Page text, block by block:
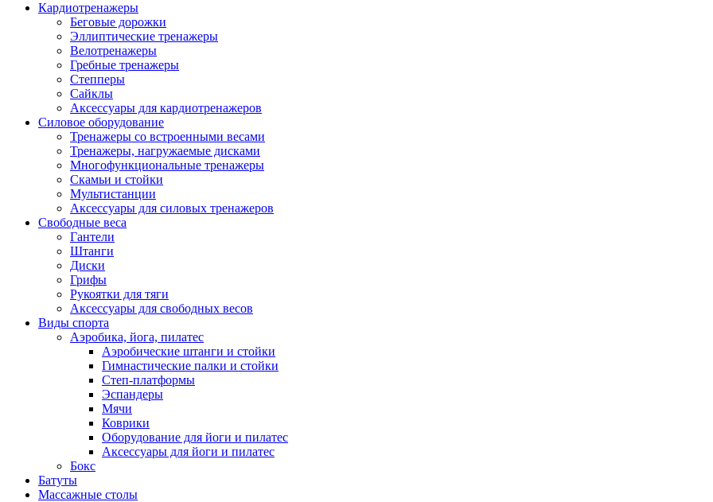
Кардиотренажеры
Беговые дорожки
Эллиптические тренажеры
Велотренажеры
Гребные тренажеры
Степперы
Сайклы
Аксессуары для кардиотренажеров
Силовое оборудование
Тренажеры со встроенными весами
Тренажеры, нагружаемые дисками
Многофункциональные тренажеры
Скамьи и стойки
Мультистанции
Аксессуары для силовых тренажеров
Свободные веса
Гантели
Штанги
Диски
Грифы
Рукоятки для тяги
Аксессуары для свободных весов
Виды спорта
Аэробика, йога, пилатес
Аэробические штанги и стойки
Гимнастические палки и стойки
Степ-платформы
Эспандеры
Мячи
Коврики
Оборудование для йоги и пилатес
Аксессуары для йоги и пилатес
Бокс
Батуты
Массажные столы